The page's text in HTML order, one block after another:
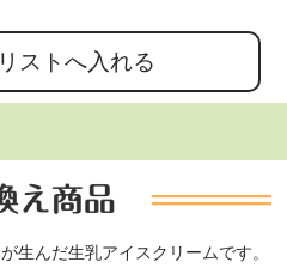
生んだ生乳アイスクリームです。